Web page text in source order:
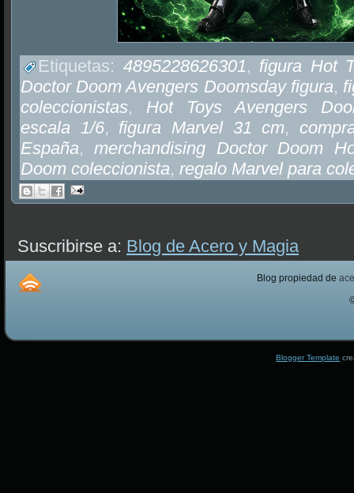
Etiquetas: 4895228626301, figura Hot
Doctor Doom Avengers Doomsday figura,
coleccionistas, Hot Toys Avengers
escala 1/6, figura Marvel 31 cm,
España,merchandising Doctor Doom
Doom coleccionista, regalo Marvel para
Suscribirse a: Blog de Acero y Magia
Blog propiedad de
Blogger Template